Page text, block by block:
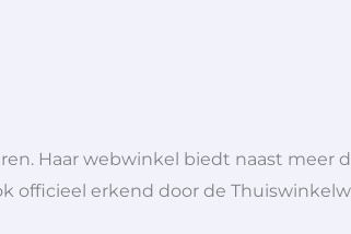
Haar webwinkel biedt naast
officieel erkend door de